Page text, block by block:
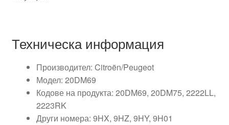
Техническа информация
Производител: Citroën/Peugeot
Модел: 20DM69
Кодове на продукта: 20DM69, 20DM75, 2222LL,
2223RK
Други номера: 9HX, 9HZ, 9HY, 9H01